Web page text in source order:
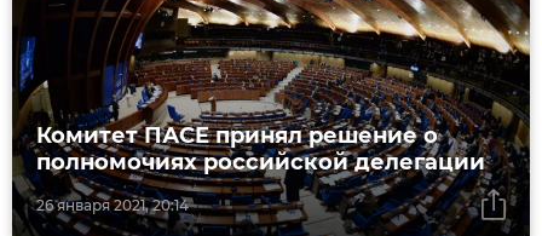
26 января 2021, 20:14
Комитет ПАСЕ принял решение о
полномочиях российской делегации